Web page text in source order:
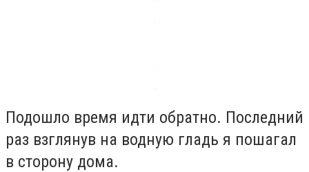
Подошло время идти обратно. Последний
раз взглянув на водную гладь я пошагал
в сторону дома.